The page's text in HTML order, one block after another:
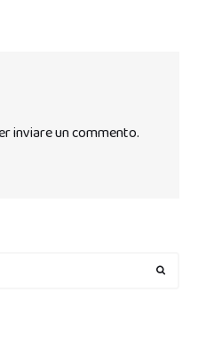
inviare un commento.